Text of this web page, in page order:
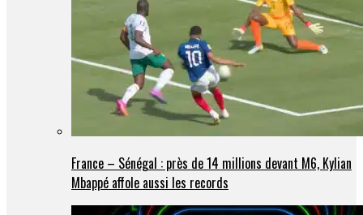
France – Sénégal : près de 14 millions devant M6, Kylian
Mbappé affole aussi les records